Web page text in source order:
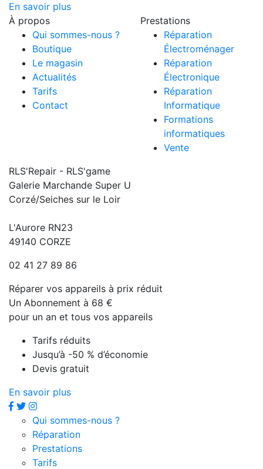
En savoir plus
À propos
Qui sommes-nous ?
Boutique
Le magasin
Actualités
Tarifs
Contact
Prestations
Réparation
Électroménager
Réparation
Électronique
Réparation
Informatique
Formations
informatiques
Vente
RLS'Repair - RLS'game
Galerie Marchande Super U
Corzé/Seiches sur le Loir
L'Aurore RN23
49140 CORZE
02 41 27 89 86
Réparer vos appareils à prix réduit
Un Abonnement à 68 €
pour un an et tous vos appareils
Tarifs réduits
Jusqu’à -50 % d’économie
Devis gratuit
En savoir plus
Qui sommes-nous ?
Réparation
Prestations
Tarifs